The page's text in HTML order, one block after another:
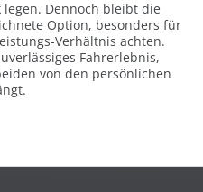
Dennoch bleibt die
Option, besonders für
Verhältnis achten.
Fahrerlebnis,
von den persönlichen